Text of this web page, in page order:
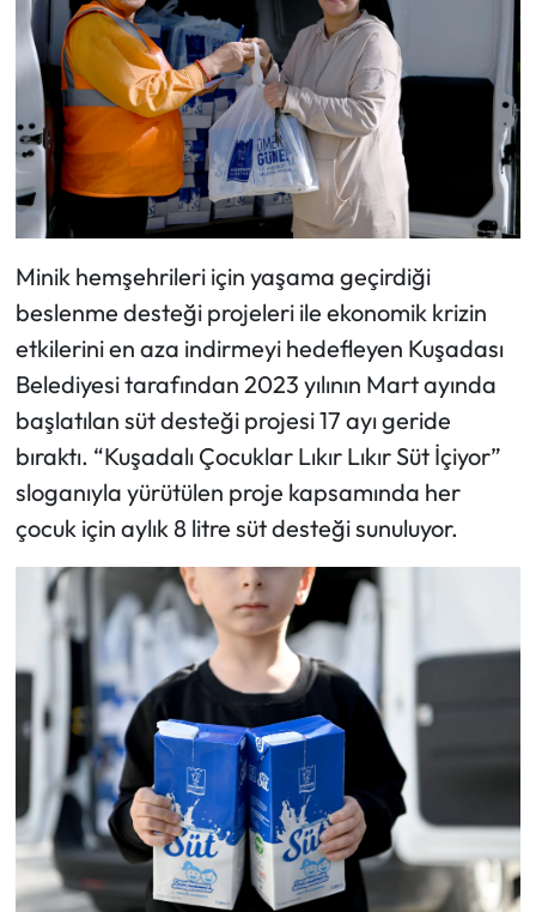
Minik hemşehrileri için yaşama geçirdiği
beslenme desteği projeleri ile ekonomik krizin
etkilerini en aza indirmeyi hedefleyen Kuşadası
Belediyesi tarafından 2023 yılının Mart ayında
başlatılan süt desteği projesi 17 ayı geride
bıraktı. “Kuşadalı Çocuklar Lıkır Lıkır Süt İçiyor”
sloganıyla yürütülen proje kapsamında her
çocuk için aylık 8 litre süt desteği sunuluyor.